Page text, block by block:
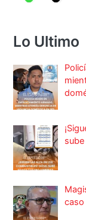
Lo Ultimo
caso